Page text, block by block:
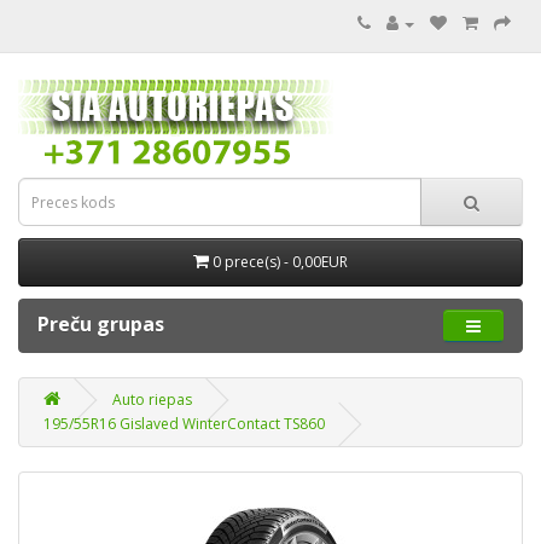
0 prece(s) - 0,00EUR
Preču grupas
Auto riepas
195/55R16 Gislaved WinterContact TS860